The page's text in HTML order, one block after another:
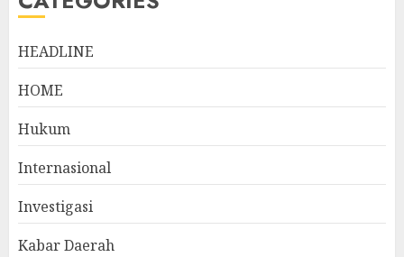
HEADLINE
HOME
Hukum
Internasional
Investigasi
Kabar Daerah